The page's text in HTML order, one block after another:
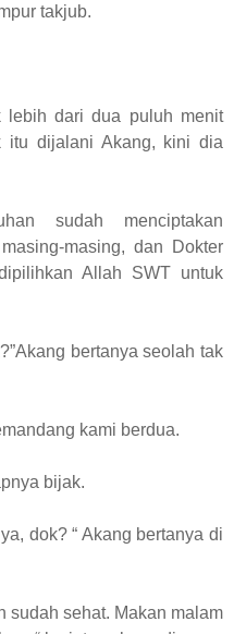
takjub.
lebih dari dua puluh menit
itu dijalani Akang, kini dia
sudah menciptakan
masing, dan Dokter
Allah SWT untuk
bertanya seolah tak
kami berdua.
bijak.
dok? “ Akang bertanya di
sudah sehat. Makan malam